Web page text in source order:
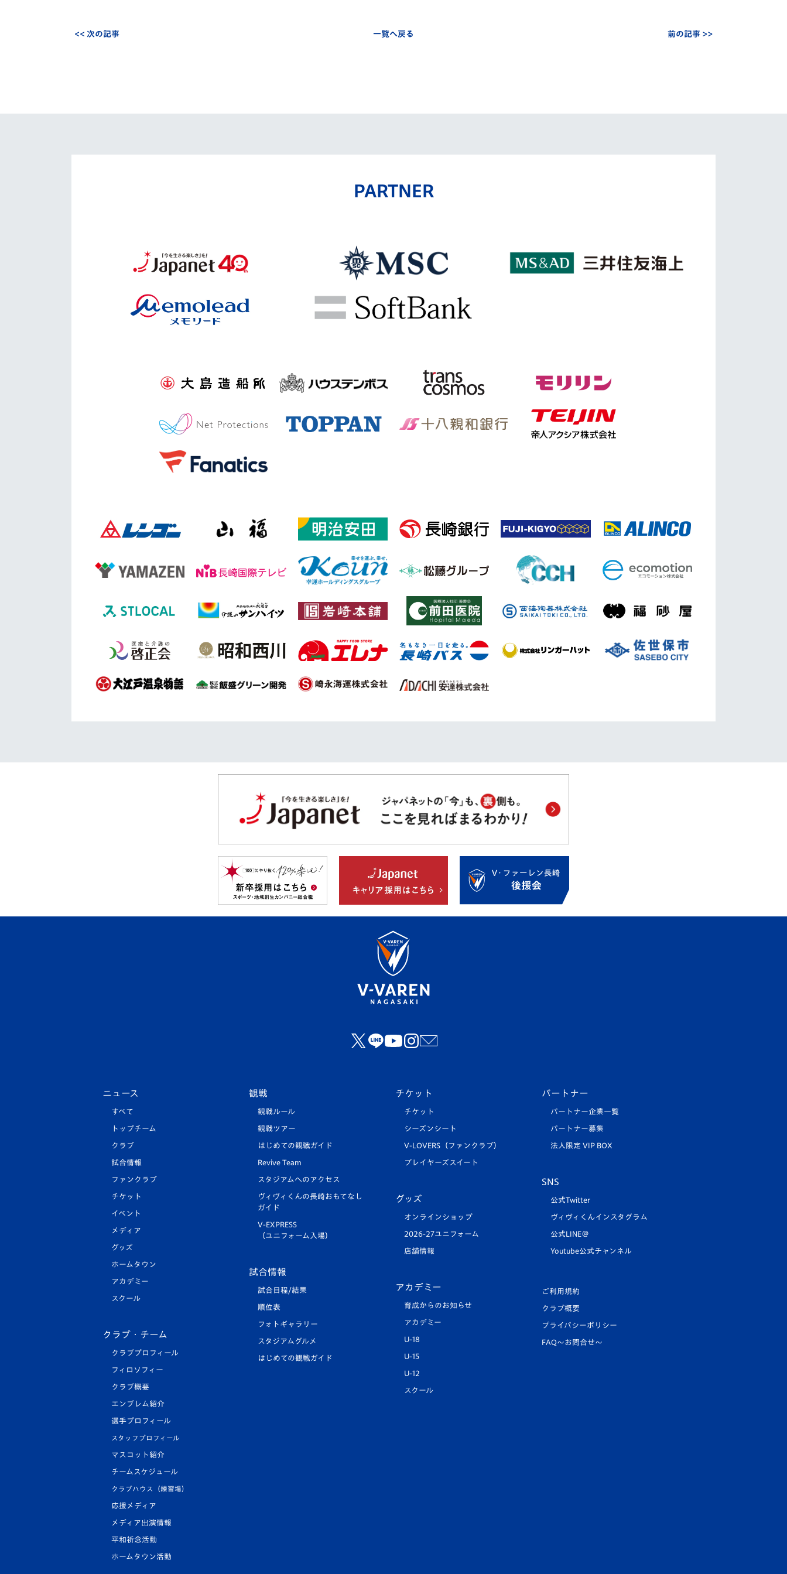
<< 次の記事 一覧へ戻る 前の記事 >>
PARTNER
ニュース
すべて
トップチーム
クラブ
試合情報
ファンクラブ
チケット
イベント
メディア
グッズ
ホームタウン
アカデミー
スクール
クラブ・チーム
クラブプロフィール
フィロソフィー
クラブ概要
エンブレム紹介
選手プロフィール
スタッフプロフィール
マスコット紹介
チームスケジュール
クラブハウス（練習場）
応援メディア
メディア出演情報
平和祈念活動
ホームタウン活動
観戦
観戦ルール
観戦ツアー
はじめての観戦ガイド
Revive Team
スタジアムへのアクセス
ヴィヴィくんの長崎おもてなし
ガイド
V-EXPRESS
（ユニフォーム入場）
試合情報
試合日程/結果
順位表
フォトギャラリー
スタジアムグルメ
はじめての観戦ガイド
チケット
チケット
シーズンシート
V-LOVERS（ファンクラブ）
プレイヤーズスイート
グッズ
オンラインショップ
2026-27ユニフォーム
店舗情報
アカデミー
育成からのお知らせ
アカデミー
U-18
U-15
U-12
スクール
パートナー
パートナー企業一覧
パートナー募集
法人限定 VIP BOX
SNS
公式Twitter
ヴィヴィくんインスタグラム
公式LINE＠
Youtube公式チャンネル
ご利用規約
クラブ概要
プライバシーポリシー
FAQ〜お問合せ〜